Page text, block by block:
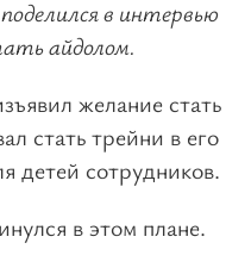
в интервью
айдолом.
желание стать
стать трейни в его
детей сотрудников.
в этом плане.